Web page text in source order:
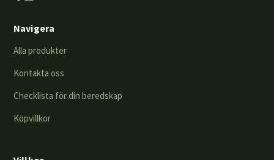
Navigera
Alla produkter
Kontakta oss
Checklista för din beredskap
Köpvillkor